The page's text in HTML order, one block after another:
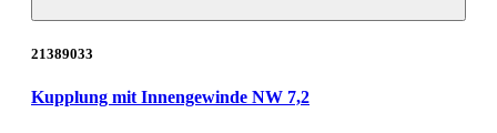
21389033
Kupplung mit Innengewinde NW 7,2